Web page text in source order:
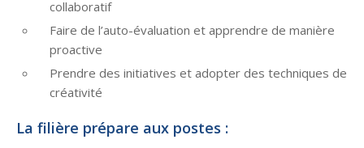
collaboratif
Faire de l’auto-évaluation et apprendre de manière
proactive
Prendre des initiatives et adopter des techniques de
créativité
La filière prépare aux postes :